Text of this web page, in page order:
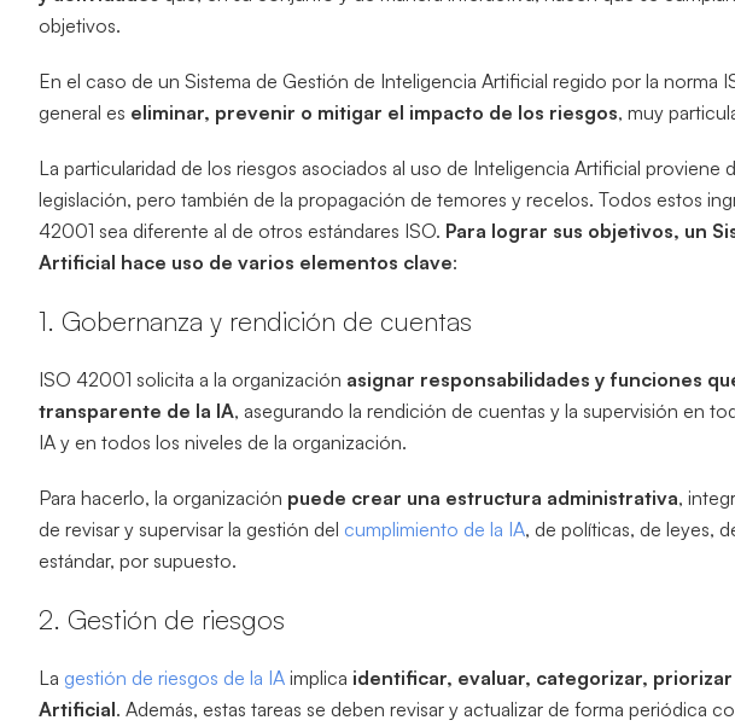
objetivos.
En el caso de un Sistema de Gestión de Inteligencia Artificial regido por la norma
general es eliminar, prevenir o mitigar el impacto de los riesgos, muy
La particularidad de los riesgos asociados al uso de Inteligencia Artificial proviene
legislación, pero también de la propagación de temores y recelos. Todos estos
42001 sea diferente al de otros estándares ISO. Para lograr sus objetivos, un
Artificial hace uso de varios elementos clave:
1. Gobernanza y rendición de cuentas
ISO 42001 solicita a la organización asignar responsabilidades y funciones
transparente de la IA, asegurando la rendición de cuentas y la supervisión en
IA y en todos los niveles de la organización.
Para hacerlo, la organización puede crear una estructura administrativa,
de revisar y supervisar la gestión del cumplimiento de la IA, de políticas, de leyes,
estándar, por supuesto.
2. Gestión de riesgos
La gestión de riesgos de la IA implica identificar, evaluar, categorizar,
Artificial. Además, estas tareas se deben revisar y actualizar de forma periódica